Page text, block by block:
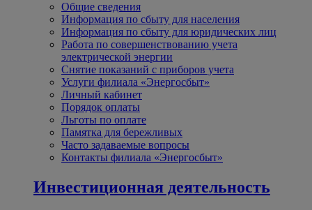
Общие сведения
Информация по сбыту для населения
Информация по сбыту для юридических лиц
Работа по совершенствованию учета
электрической энергии
Снятие показаний с приборов учета
Услуги филиала «Энергосбыт»
Личный кабинет
Порядок оплаты
Льготы по оплате
Памятка для бережливых
Часто задаваемые вопросы
Контакты филиала «Энергосбыт»
Инвестиционная деятельность